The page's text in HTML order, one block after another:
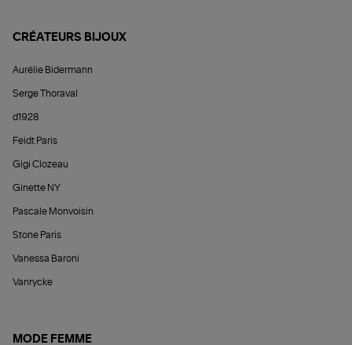
CRÉATEURS BIJOUX
Aurélie Bidermann
Serge Thoraval
d1928
Feidt Paris
Gigi Clozeau
Ginette NY
Pascale Monvoisin
Stone Paris
Vanessa Baroni
Vanrycke
MODE FEMME